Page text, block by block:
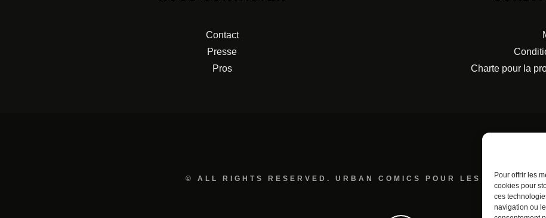
Pour offrir les
cookies pour
ces
navigation ou
Contact
Presse
Pros
Charte pour la
© ALL RIGHTS RESERVED. URBAN COMICS POUR LES ÉDITIONS